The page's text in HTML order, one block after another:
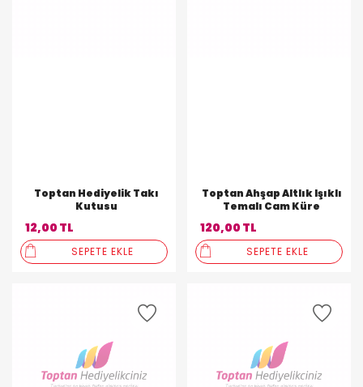
Toptan Hediyelik Takı
Kutusu
12,00 TL
SEPETE EKLE
Toptan Ahşap Altlık Işıklı
Temalı Cam Küre
120,00 TL
SEPETE EKLE